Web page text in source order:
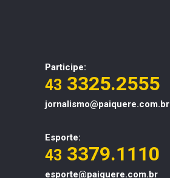
Participe:
43 3325.2555
jornalismo@paiquere.com.br
Esporte:
43 3379.1110
esporte@paiquere.com.br